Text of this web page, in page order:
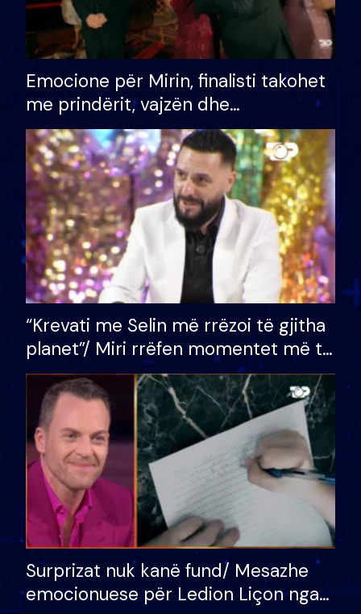
Emocione për Mirin, finalisti takohet
me prindërit, vajzën dhe
bashkëshorten: S’kemi ndonjë letër
divorci apo jo?
“Krevati me Selin më rrëzoi të gjitha
planet”/ Miri rrëfen momentet më të
bukura në shtëpinë e BB VIP: Do më
mungojë zilja e mëngjesit kur…
Surprizat nuk kanë fund/ Mesazhe
emocionuese për Ledion Liçon nga